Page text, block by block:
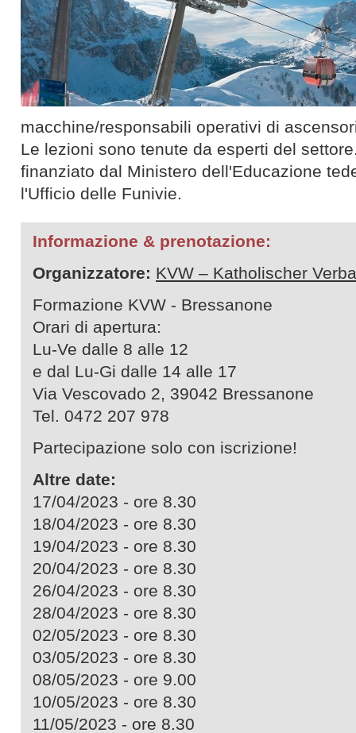
macchine/responsabili operativi di
Le lezioni sono tenute da esperti del
finanziato dal Ministero dell'Educazione
l'Ufficio delle Funivie.
Informazione & prenotazione:
Organizzatore: KVW – Katholischer
Formazione KVW - Bressanone
Orari di apertura:
Lu-Ve dalle 8 alle 12
e dal Lu-Gi dalle 14 alle 17
Via Vescovado 2, 39042 Bressanone
Tel. 0472 207 978
Partecipazione solo con iscrizione!
Altre date:
17/04/2023 - ore 8.30
18/04/2023 - ore 8.30
19/04/2023 - ore 8.30
20/04/2023 - ore 8.30
26/04/2023 - ore 8.30
28/04/2023 - ore 8.30
02/05/2023 - ore 8.30
03/05/2023 - ore 8.30
08/05/2023 - ore 9.00
10/05/2023 - ore 8.30
11/05/2023 - ore 8.30